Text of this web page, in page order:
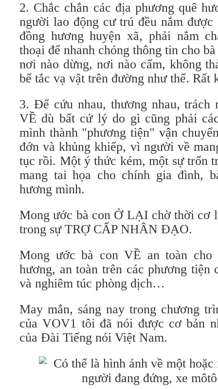
2. Chắc chắn các địa phương quê
người lao động cư trú đều nắm
đồng hương huyện xã, phải nắm
thoại để nhanh chóng thông tin cho
nơi nào dừng, nơi nào cấm, không
bế tắc vạ vật trên đường như thế. Rất
3. Để cứu nhau, thương nhau, trách
VỀ dù bất cứ lý do gì cũng phải
mình thành "phương tiện" vận
đớn và khủng khiếp, vì người về
tục rồi. Một ý thức kém, một sự trốn
mang tai họa cho chính gia đình,
hương mình.
Mong ước bà con Ở LẠI chờ thời cơ
trong sự TRỢ CẤP NHÂN ĐẠO.
Mong ước bà con VỀ an toàn cho
hương, an toàn trên các phương tiện
và nghiêm túc phòng dịch…
May mắn, sáng nay trong chương
của VOV1 tôi đã nói được cơ bản
của Đài Tiếng nói Việt Nam.